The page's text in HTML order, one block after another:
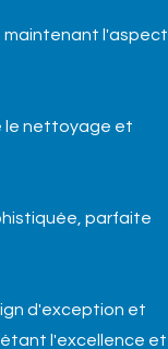
maintenant l'aspect
le nettoyage et
parfaite
d'exception et
l'excellence et